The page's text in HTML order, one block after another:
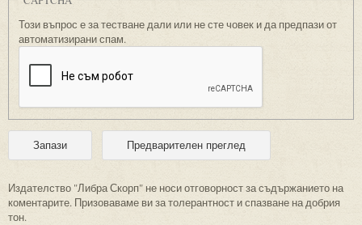
Този въпрос е за тестване дали или не сте човек и да предпази от
автоматизирани спам.
Издателство "Либра Скорп" не носи отговорност за съдържанието на
коментарите. Призоваваме ви за толерантност и спазване на добрия
тон.